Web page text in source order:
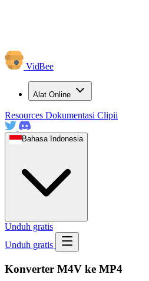
VidBee
Alat Online
Resources Dokumentasi Clipii
Bahasa Indonesia
Unduh gratis
Unduh gratis
Konverter M4V ke MP4